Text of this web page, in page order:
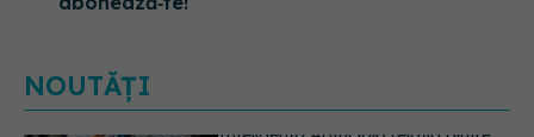
NOUTĂȚI